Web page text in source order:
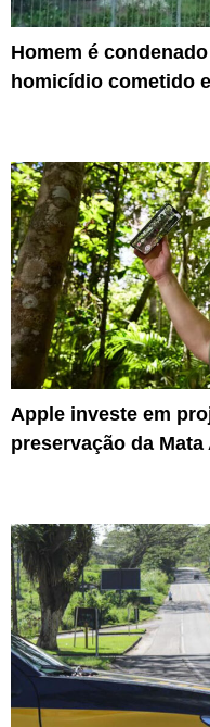
Homem é
homicídio cometido
Apple investe em
preservação da